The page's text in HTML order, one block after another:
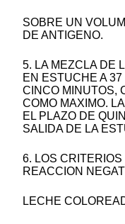
SOBRE UN
DE ANTIGENO.
5. LA MEZCLA DE
EN ESTUCHE A
CINCO MINUTOS,
COMO MAXIMO.
EL PLAZO DE
SALIDA DE LA
6. LOS
REACCION
LECHE